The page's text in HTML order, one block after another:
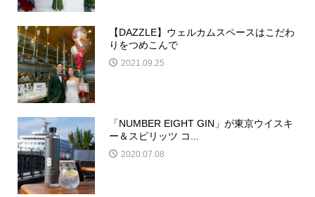
【DAZZLE】ウェルカムスペースはこだわ
りをつめこんで
2021.09.25
「NUMBER EIGHT GIN」が東京ウイスキ
ー＆スピリッツ コ...
2020.07.08